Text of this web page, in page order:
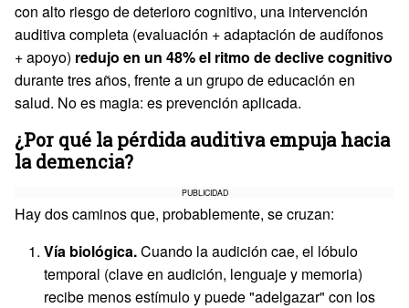
con alto riesgo de deterioro cognitivo, una intervención
auditiva completa (evaluación + adaptación de audífonos
+ apoyo) redujo en un 48% el ritmo de declive cognitivo
durante tres años, frente a un grupo de educación en
salud. No es magia: es prevención aplicada.
¿Por qué la pérdida auditiva empuja hacia
la demencia?
PUBLICIDAD
Hay dos caminos que, probablemente, se cruzan:
Vía biológica.Cuando la audición cae, el lóbulo
temporal (clave en audición, lenguaje y memoria)
recibe menos estímulo y puede "adelgazar" con los